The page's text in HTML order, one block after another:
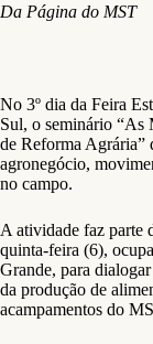
Da Página do MST
No 3º dia da Feira
Sul, o seminário “As
de Reforma Agrária”
agronegócio,
no campo.
A atividade faz parte
quinta-feira (6),
Grande, para
da produção de
acampamentos do